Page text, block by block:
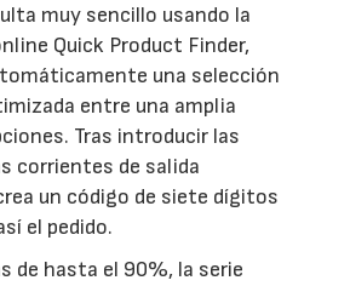
muy sencillo usando la
Quick Product Finder,
una selección
entre una amplia
Tras introducir las
corrientes de salida
un código de siete dígitos
el pedido.
de hasta el 90%, la serie